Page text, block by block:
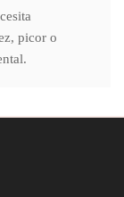
picor o